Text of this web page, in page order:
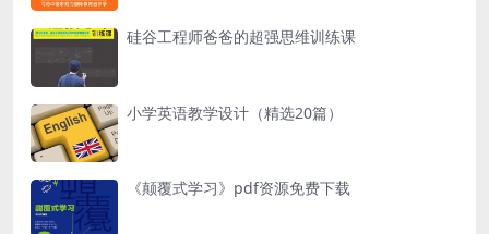
硅谷工程师爸爸的超强思维训练课
小学英语教学设计（精选20篇）
《颠覆式学习》pdf资源免费下载